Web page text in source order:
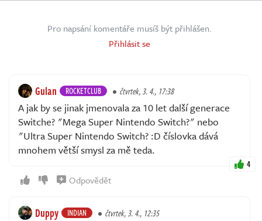
Pro napsání komentáře musíš být přihlášen.
Přihlásit se
Gulan ROCKETCLUB čtvrtek, 3. 4., 17:38
A jak by se jinak jmenovala za 10 let další generace
Switche? "Mega Super Nintendo Switch?" nebo
"Ultra Super Nintendo Switch? :D číslovka dává
mnohem větší smysl za mě teda.
4
Odpovědět
Duppy INDIAN čtvrtek, 3. 4., 12:35